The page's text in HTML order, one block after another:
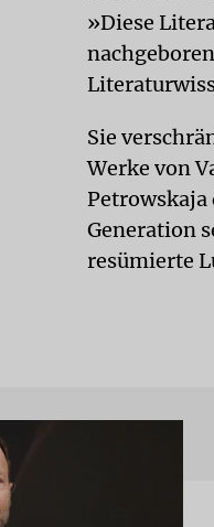
»Diese
Sie
Werke von
Generation
resümierte